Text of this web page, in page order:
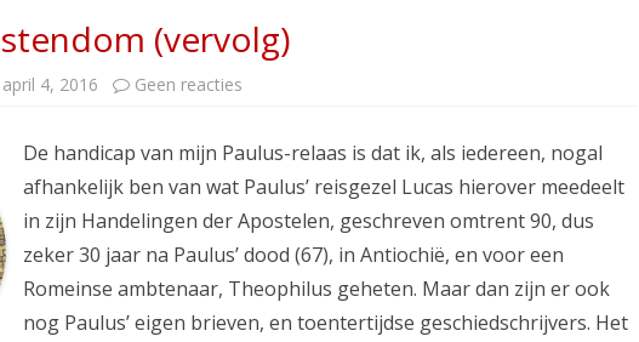
(vervolg)
april 4, 2016 Geen reacties
(vervolg)
De handicap van mijn Paulus-relaas is dat ik, als iedereen, nogal
afhankelijk ben van wat Paulus’ reisgezel Lucas hierover meedeelt
in zijn Handelingen der Apostelen, geschreven omtrent 90, dus
zeker 30 jaar na Paulus’ dood (67), in Antiochië, en voor een
Romeinse ambtenaar, Theophilus geheten. Maar dan zijn er ook
nog Paulus’ eigen brieven, en toentertijdse geschiedschrijvers. Het